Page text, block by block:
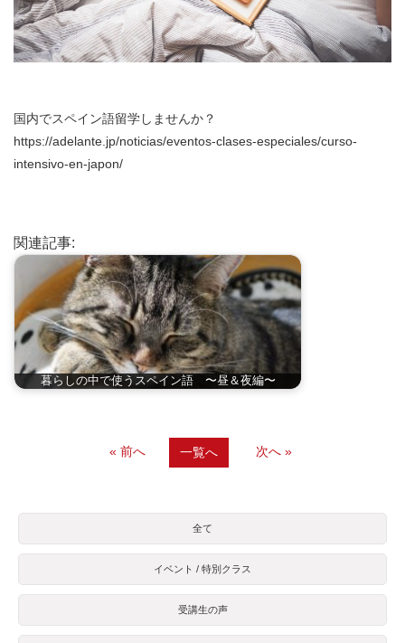
国内でスペイン語留学しませんか？
https://adelante.jp/noticias/eventos-clases-especiales/curso-
intensivo-en-japon/
関連記事:
暮らしの中で使うスペイン語 〜昼＆夜編〜
« 前へ 一覧へ 次へ »
全て
イベント / 特別クラス
受講生の声